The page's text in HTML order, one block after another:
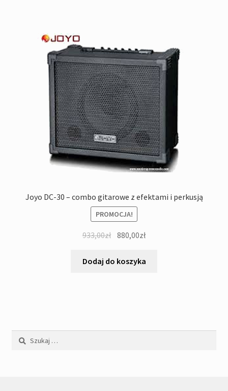
Joyo DC-30 – combo gitarowe z efektami i perkusją
PROMOCJA!
933,00zł Pierwotna
wynosiła:
880,00złAktualna
wynosi:
Dodaj do koszyka
Szukaj: